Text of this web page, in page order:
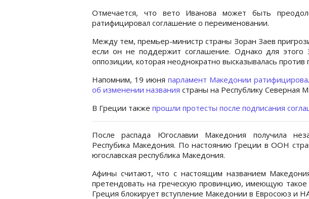
Отмечается, что вето Иванова может быть
ратифицировал соглашение о переименовании.
Между тем, премьер-министр страны Зоран Заев
если он не поддержит соглашение. Однако для
оппозиции, которая неоднократно высказывалась
Напомним, 19 июня парламент Македонии
об изменении названия страны на Республику Северная
В Греции также прошли протесты после подписания
После распада Югославии Македония получила
Респубика Македония. По настоянию Греции в ООН
югославская республика Македония.
Афины считают, что с настоящим названием
претендовать на греческую провинцию, имеющую такое
Греция блокирует вступление Македонии в Евросоюз и